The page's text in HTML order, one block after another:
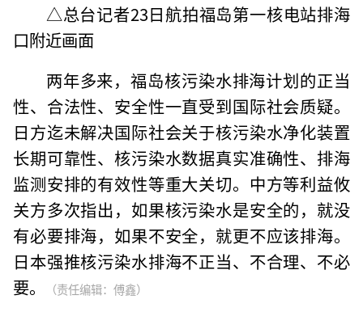
△总台记者23日航拍福岛第一核电站排海
口附近画面
两年多来，福岛核污染水排海计划的正当
性、合法性、安全性一直受到国际社会质疑。
日方迄未解决国际社会关于核污染水净化装置
长期可靠性、核污染水数据真实准确性、排海
监测安排的有效性等重大关切。中方等利益攸
关方多次指出，如果核污染水是安全的，就没
有必要排海，如果不安全，就更不应该排海。
日本强推核污染水排海不正当、不合理、不必
要。
（责任编辑：傅鑫）